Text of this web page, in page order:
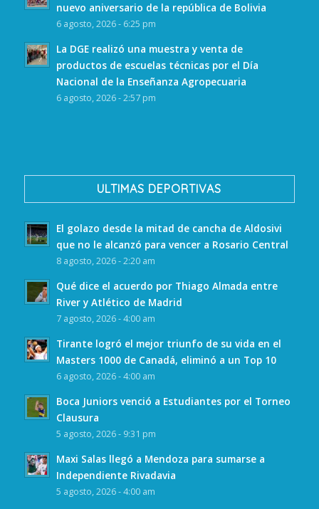
nuevo aniversario de la república de Bolivia
6 agosto, 2026 - 6:25 pm
La DGE realizó una muestra y venta de
productos de escuelas técnicas por el Día
Nacional de la Enseñanza Agropecuaria
6 agosto, 2026 - 2:57 pm
ULTIMAS DEPORTIVAS
El golazo desde la mitad de cancha de Aldosivi
que no le alcanzó para vencer a Rosario Central
8 agosto, 2026 - 2:20 am
Qué dice el acuerdo por Thiago Almada entre
River y Atlético de Madrid
7 agosto, 2026 - 4:00 am
Tirante logró el mejor triunfo de su vida en el
Masters 1000 de Canadá, eliminó a un Top 10
6 agosto, 2026 - 4:00 am
Boca Juniors venció a Estudiantes por el Torneo
Clausura
5 agosto, 2026 - 9:31 pm
Maxi Salas llegó a Mendoza para sumarse a
Independiente Rivadavia
5 agosto, 2026 - 4:00 am